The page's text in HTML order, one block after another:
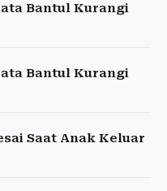
Bantul Kurangi
Bantul Kurangi
Saat Anak Keluar